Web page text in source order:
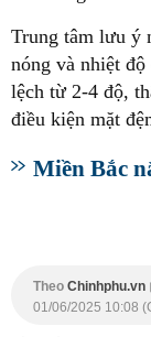
Trung tâm lưu ý
nóng và nhiệt
lệch từ 2-4 độ,
điều kiện mặt
Miền Bắc
Theo Chinhphu.vn
01/06/2025 10:08